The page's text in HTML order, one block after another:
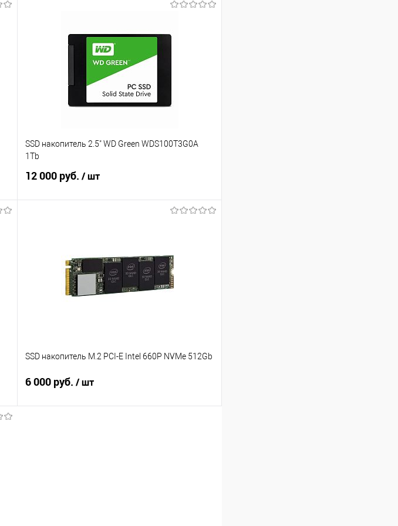
SSD накопитель 2.5" WD Green WDS100T3G0A
1Tb
12 000 руб. / шт
Купить в 1 клик
Сравнение
В избранное
В наличии
SSD накопитель M.2 PCI-E Intel 660P NVMe 512Gb
6 000 руб. / шт